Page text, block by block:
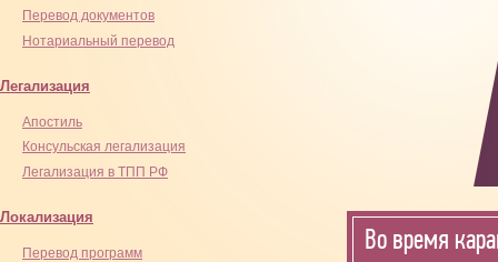
Перевод документов
Нотариальный перевод
Легализация
Апостиль
Консульская легализация
Легализация в ТПП РФ
Локализация
Перевод программ
Во время